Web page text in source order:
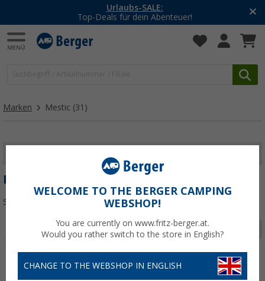
Urlaubs-SALE:
Top-Deals für dein Abenteuer!
Marken Mestic (31)
MESTIC
Sortieren:
Seite 1 von 2
% %
WELCOME TO THE BERGER CAMPING
WEBSHOP!
You are currently on www.fritz-berger.at.
Would you rather switch to the store in English?
CHANGE TO THE WEBSHOP IN ENGLISH